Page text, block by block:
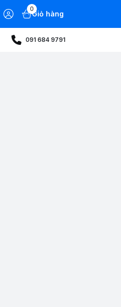
0
Giỏ hàng
091 684 9791